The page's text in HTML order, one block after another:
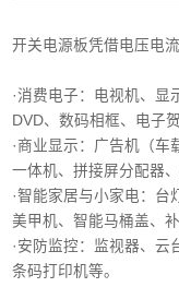
开关电源板凭借电压电
·消费电子‌：电视机、显
DVD、数码相框、电子贺
·商业显示‌：广告机（车
一体机、拼接屏分配器
·智能家居与小家电‌：台
美甲机、智能马桶盖、
‌·安防监控‌：监视器、云
条码打印机等。